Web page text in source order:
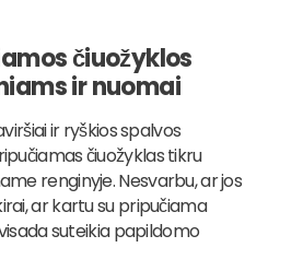
čiuožyklos
ir nuomai
ir ryškios spalvos
čiuožyklas tikru
renginyje. Nesvarbu, ar jos
ar kartu su pripučiama
suteikia papildomo